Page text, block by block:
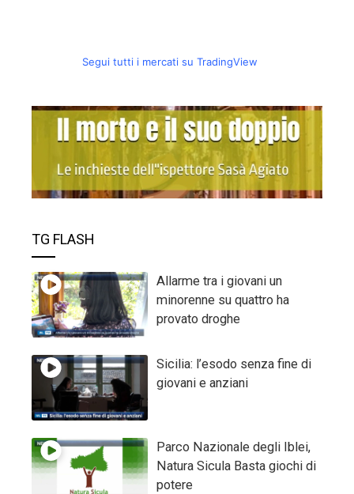
Segui tutti i mercati su TradingView
TG FLASH
Allarme tra i giovani un
minorenne su quattro ha
provato droghe
Sicilia: l’esodo senza fine di
giovani e anziani
Parco Nazionale degli Iblei,
Natura Sicula Basta giochi di
potere